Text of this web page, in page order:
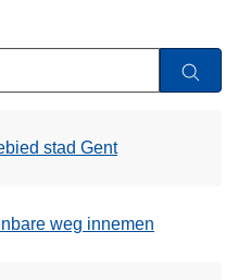
stad Gent
weg innemen